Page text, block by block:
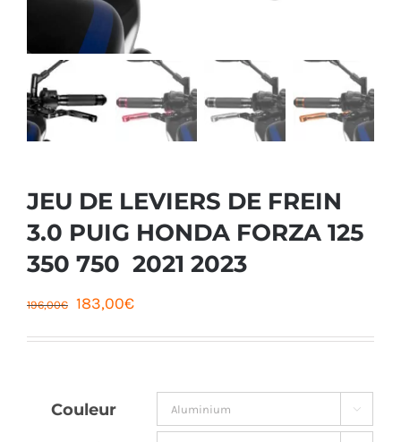
JEU DE LEVIERS DE FREIN
3.0 PUIG HONDA FORZA 125
350 750 2021 2023
196,00€ Le
196,00€.
183,00€Le
est :
183,00€.
Couleur 